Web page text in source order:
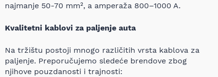
najmanje 50-70 mm², a amperaža 800–1000 A.
Kvalitetni kablovi za paljenje auta
Na tržištu postoji mnogo različitih vrsta kablova za
paljenje. Preporučujemo sledeće brendove zbog
njihove pouzdanosti i trajnosti: